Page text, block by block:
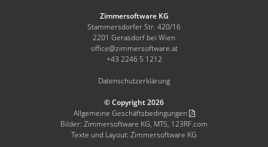
Zimmersoftware KG
Stammersdorfer Str. 420/16
2201 Gerasdorf bei Wien
office@zimmersoftware.at
+43 2246 5 1212
Datenschutzerklärung
© Copyright 2026
Allgemeine Geschäftsbedingungen
Bilder: Zimmersoftware KG, MTS, 123RF.com
Texte und Layout: Zimmersoftware KG